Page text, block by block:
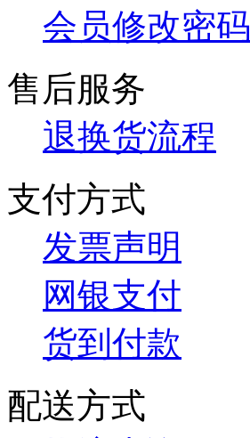
会员修改密码
售后服务
退换货流程
支付方式
发票声明
网银支付
货到付款
配送方式